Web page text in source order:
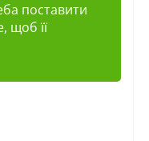
поставити
щоб її